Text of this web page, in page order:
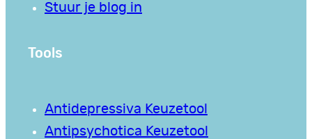
Stuur je blog in
Tools
Antidepressiva Keuzetool
Antipsychotica Keuzetool